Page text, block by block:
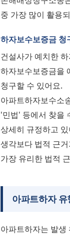
중 가장 많이 활용
하자보수보증금 청
건설사가 예치한
하자보수보증금을
청구할 수 있어요.
아파트하자보수소
'민법' 등에서 찾을
상세히 규정하고
생각보다 법적 근
가장 유리한 법적
아파트하자
아파트하자는 발생